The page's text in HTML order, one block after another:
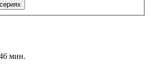
мин.